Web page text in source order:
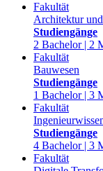
Fakultät
Architektur
Studiengänge
2 Bachelor | 2
Fakultät
Bauwesen
Studiengänge
1 Bachelor | 3
Fakultät
Studiengänge
4 Bachelor | 3
Fakultät